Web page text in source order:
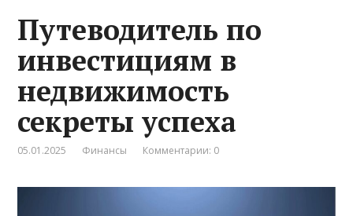
Путеводитель по
инвестициям в
недвижимость
секреты успеха
05.01.2025 Финансы Комментарии: 0